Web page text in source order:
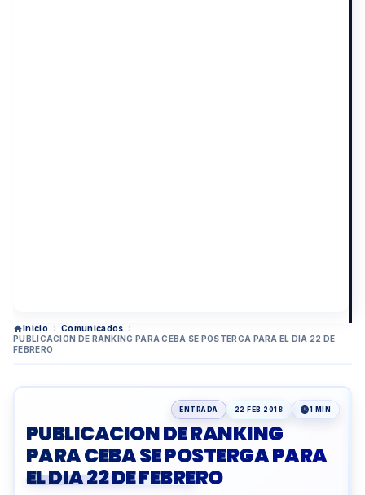
Inicio › Comunicados ›
PUBLICACION DE RANKING PARA CEBA SE POSTERGA PARA EL DIA 22 DE
FEBRERO
ENTRADA 22 FEB 2018 1 MIN
PUBLICACION DE RANKING
PARA CEBA SE POSTERGA PARA
EL DIA 22 DE FEBRERO